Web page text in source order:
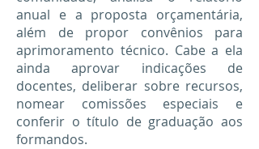
anual e a proposta orçamentária,
além de propor convênios para
aprimoramento técnico. Cabe a ela
ainda aprovar indicações de
docentes, deliberar sobre recursos,
nomear comissões especiais e
conferir o título de graduação aos
formandos.